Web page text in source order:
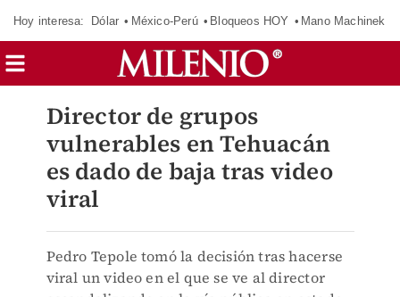
Hoy interesa: Dólar México-Perú Bloqueos HOY Mano Machinek
Director de grupos
vulnerables en Tehuacán
es dado de baja tras video
viral
Pedro Tepole tomó la decisión tras hacerse
viral un video en el que se ve al director